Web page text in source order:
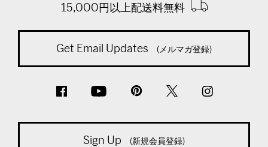
15,000円以上配送料無料
Get Email Updates (メルマガ登録)
Sign Up (新規会員登録)